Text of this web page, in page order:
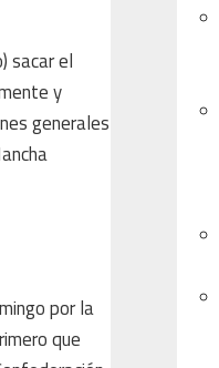
sacar el
y
generales
por la
que